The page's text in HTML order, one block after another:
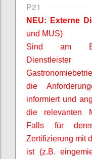
P21
NEU: Externe
und MUS)
Sind am
die
informiert und
die relevanten
Falls für
Zertifizierung mit
ist (z.B.